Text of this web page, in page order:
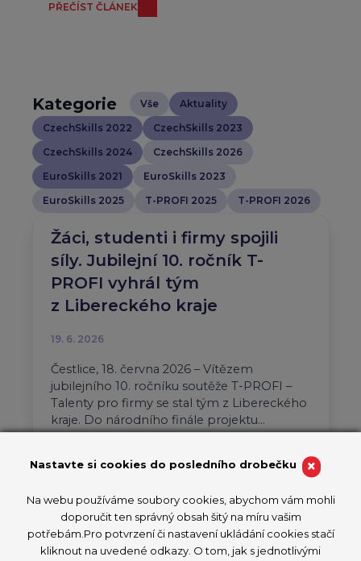
PŘEČÍST ČLÁNEK
Kategorie Vše
Aktuality
CzechSkills 2022
CzechSkills 2023
CzechSkills 2024
CzechSkills 2026
EuroSkills 2021
EuroSkills 2023
EuroSkills 2025
T-PROFI 2025 T-PROFI 2026
Žáci, studenti i firmy spojili
síly. Jubilejní 10. ročník T-
PROFI vyhrál tým
z Libereckého kraje
19. 6. 2026
Čestlice, 18. června 2026 – Vítězem
jubilejního 10. ročníku soutěže T-PROFI –
Talenty pro firmy se stal tým z Libereckého
kraje. Do národního finále projektu…
×
Nastavte si cookies do posledního drobečku
Na webu používáme soubory cookies, abychom vám mohli
doporučit ten správný obsah šitý na míru vašim
potřebám.Pro potvrzení či nastavení ukládání cookies stačí
kliknout na uvedené odkazy. O tom, jak s jednotlivými